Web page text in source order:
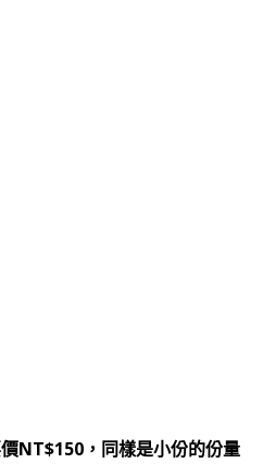
NT$150，同樣是小份的份量